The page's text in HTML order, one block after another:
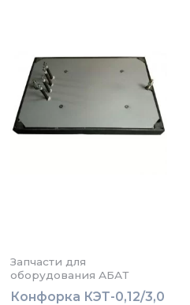
Запчасти для
оборудования АБАТ
Конфорка КЭТ-0,12/3,0